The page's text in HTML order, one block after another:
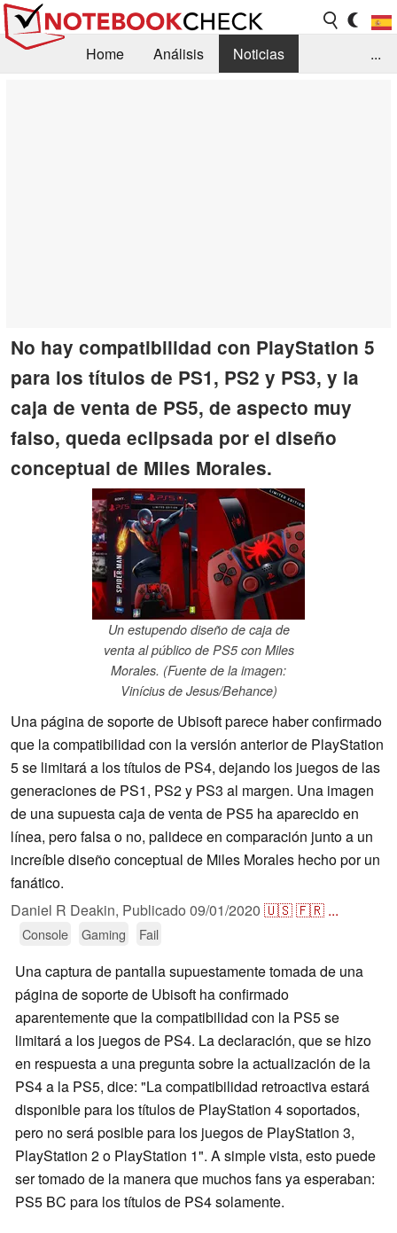
Home Análisis
Noticias
...
No hay compatibilidad con PlayStation 5
para los títulos de PS1, PS2 y PS3, y la
caja de venta de PS5, de aspecto muy
falso, queda eclipsada por el diseño
conceptual de Miles Morales.
Un estupendo diseño de caja de
venta al público de PS5 con Miles
Morales. (Fuente de la imagen:
Vinícius de Jesus/Behance)
Una página de soporte de Ubisoft parece haber confirmado
que la compatibilidad con la versión anterior de PlayStation
5 se limitará a los títulos de PS4, dejando los juegos de las
generaciones de PS1, PS2 y PS3 al margen. Una imagen
de una supuesta caja de venta de PS5 ha aparecido en
línea, pero falsa o no, palidece en comparación junto a un
increíble diseño conceptual de Miles Morales hecho por un
fanático.
Daniel R Deakin, Publicado 09/01/2020 🇺🇸🇫🇷 ...
Console Gaming Fail
Una captura de pantalla supuestamente tomada de una
página de soporte de Ubisoft ha confirmado
aparentemente que la compatibilidad con la PS5 se
limitará a los juegos de PS4. La declaración, que se hizo
en respuesta a una pregunta sobre la actualización de la
PS4 a la PS5, dice: "La compatibilidad retroactiva estará
disponible para los títulos de PlayStation 4 soportados,
pero no será posible para los juegos de PlayStation 3,
PlayStation 2 o PlayStation 1". A simple vista, esto puede
ser tomado de la manera que muchos fans ya esperaban:
PS5 BC para los títulos de PS4 solamente.